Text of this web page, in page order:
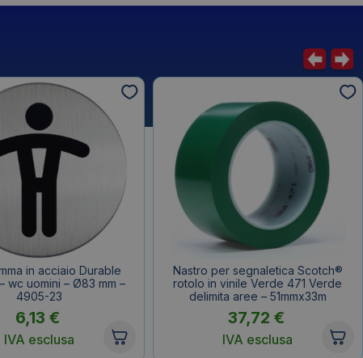
in acciaio Durable
wc uomini – Ø83 mm –
4905-23
6,13€
IVA esclusa
Nastro per segnaletica Scotch®
rotolo in vinile Verde 471 Verde
delimita aree – 51mmx33m
37,72€
IVA esclusa